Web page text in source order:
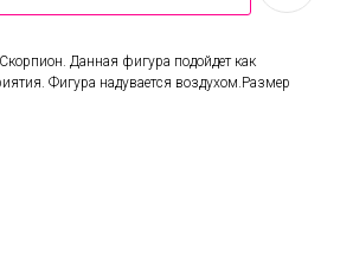
Данная фигура подойдет как
Фигура надувается воздухом.Размер